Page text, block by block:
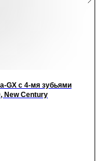
GX c 4-мя зубьями
New Century